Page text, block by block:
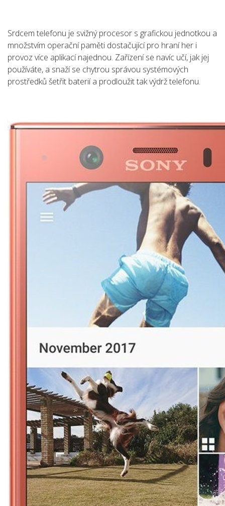
Srdcem telefonu je svižný procesor s grafickou jednotkou a
množstvím operační paměti dostačující pro hraní her i
provoz více aplikací najednou. Zařízení se navíc učí, jak jej
používáte, a snaží se chytrou správou systémových
prostředků šetřit baterií a prodloužit tak výdrž telefonu.